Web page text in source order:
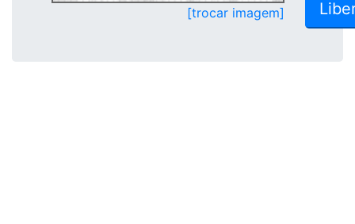
[trocar imagem]